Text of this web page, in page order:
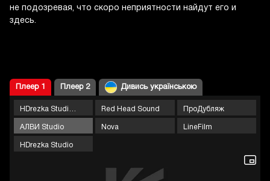
не подозревая, что скоро неприятности найдут его и
здесь.
Плеер 1 Плеер 2 Дивись українською
Red Head Sound ПроДубляж
АЛВИ Studio Nova LineFilm
HDrezka Studio